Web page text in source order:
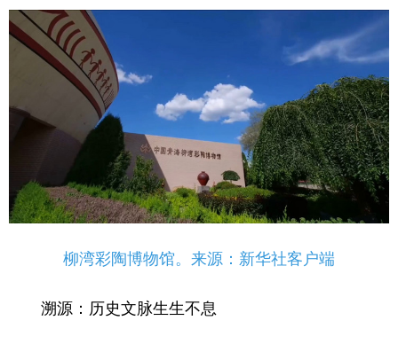
柳湾彩陶博物馆。来源：新华社客户端
溯源：历史文脉生生不息